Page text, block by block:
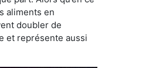
aliments en
doubler de
et représente aussi